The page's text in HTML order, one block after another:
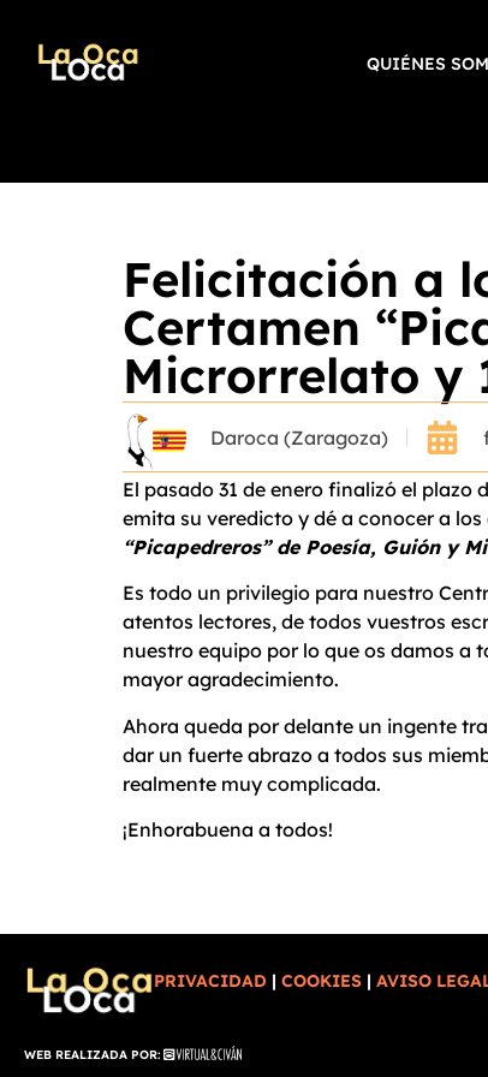
QUIÉNES
Felicitación a
Certamen
Microrrelato y
Daroca (Zaragoza)
El pasado 31 de enero finalizó el
emita su veredicto y dé a conocer a
“Picapedreros” de Poesía, Guión y
Es todo un privilegio para nuestro
atentos lectores, de todos vuestros
nuestro equipo por lo que os damos a
mayor agradecimiento.
Ahora queda por delante un ingente
dar un fuerte abrazo a todos sus
realmente muy complicada.
¡Enhorabuena a todos!
PRIVACIDAD |COOKIES |AVISO
WEB REALIZADA POR: